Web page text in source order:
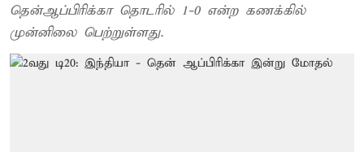
தென்ஆப்பிரிக்கா தொடரில் 1-0 என்ற கணக்கில்
முன்னிலை பெற்றுள்ளது.